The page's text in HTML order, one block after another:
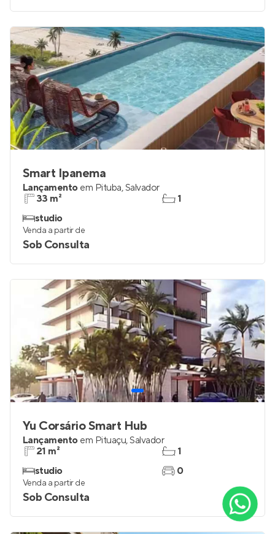
Smart Ipanema
Lançamento em Pituba,Salvador
33 m²
studio
1
Venda a partir de
Sob Consulta
Yu Corsário Smart Hub
Lançamento em Pituaçu,Salvador
21 m²
studio
1
0
Venda a partir de
Sob Consulta